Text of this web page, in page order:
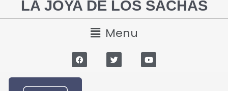
LA JOYA DE LOS SACHAS
Menu